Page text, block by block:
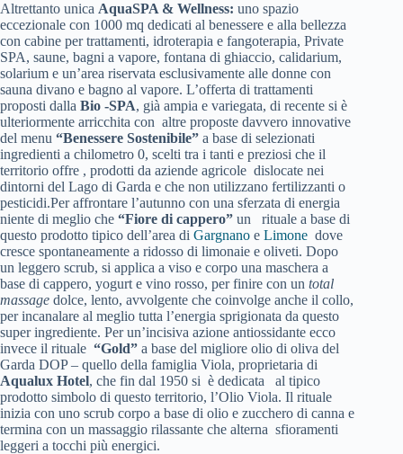
Altrettanto unica AquaSPA & Wellness: uno spazio
eccezionale con 1000 mq dedicati al benessere e alla bellezza
con cabine per trattamenti, idroterapia e fangoterapia, Private
SPA, saune, bagni a vapore, fontana di ghiaccio, calidarium,
solarium e un’area riservata esclusivamente alle donne con
sauna divano e bagno al vapore. L’offerta di trattamenti
proposti dalla Bio -SPA, già ampia e variegata, di recente si è
ulteriormente arricchita con altre proposte davvero innovative
del menu “Benessere Sostenibile” a base di selezionati
ingredienti a chilometro 0, scelti tra i tanti e preziosi che il
territorio offre , prodotti da aziende agricole dislocate nei
dintorni del Lago di Garda e che non utilizzano fertilizzanti o
pesticidi.Per affrontare l’autunno con una sferzata di energia
niente di meglio che “Fiore di cappero” un rituale a base di
questo prodotto tipico dell’area di Gargnano e Limone dove
cresce spontaneamente a ridosso di limonaie e oliveti. Dopo
un leggero scrub, si applica a viso e corpo una maschera a
base di cappero, yogurt e vino rosso, per finire con un total
massage dolce, lento, avvolgente che coinvolge anche il collo,
per incanalare al meglio tutta l’energia sprigionata da questo
super ingrediente. Per un’incisiva azione antiossidante ecco
invece il rituale “Gold” a base del migliore olio di oliva del
Garda DOP – quello della famiglia Viola, proprietaria di
Aqualux Hotel, che fin dal 1950 si è dedicata al tipico
prodotto simbolo di questo territorio, l’Olio Viola. Il rituale
inizia con uno scrub corpo a base di olio e zucchero di canna e
termina con un massaggio rilassante che alterna sfioramenti
leggeri a tocchi più energici.